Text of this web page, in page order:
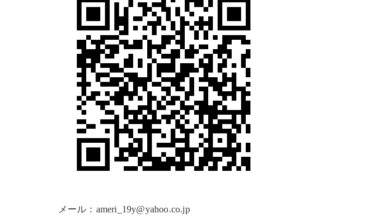
メール：ameri_19y@yahoo.co.jp